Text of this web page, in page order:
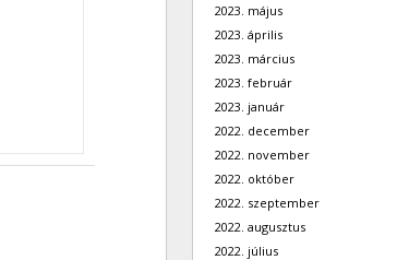
2023. május
2023. április
2023. március
2023. február
2023. január
2022. december
2022. november
2022. október
2022. szeptember
2022. augusztus
2022. július